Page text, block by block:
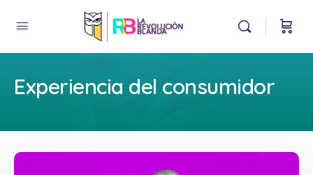
Experiencia del consumidor